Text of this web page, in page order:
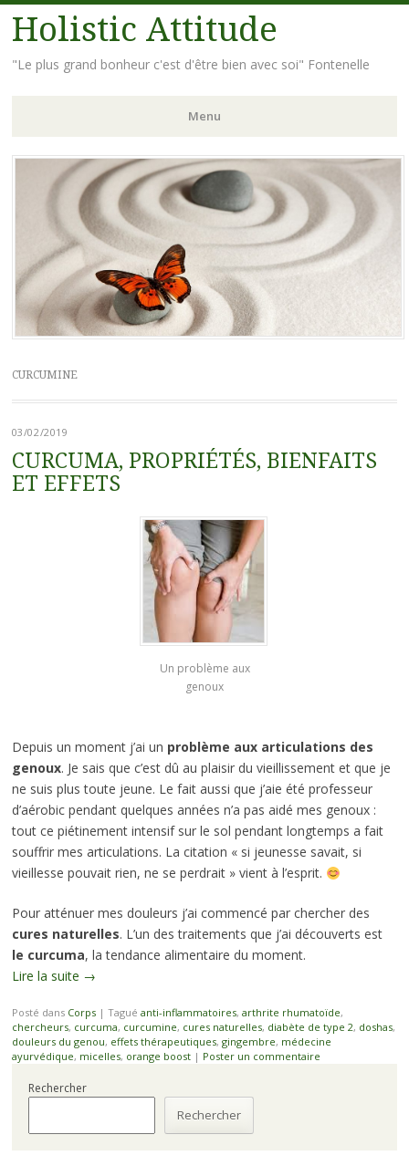
Holistic Attitude
"Le plus grand bonheur c'est d'être bien avec soi" Fontenelle
Menu
Aller
principal
CURCUMINE
03/02/2019
CURCUMA, PROPRIÉTÉS, BIENFAITS
ET EFFETS
Un problème aux
genoux
Depuis un moment j’ai un problème aux articulations des
genoux. Je sais que c’est dû au plaisir du vieillissement et que je
ne suis plus toute jeune. Le fait aussi que j’aie été professeur
d’aérobic pendant quelques années n’a pas aidé mes genoux :
tout ce piétinement intensif sur le sol pendant longtemps a fait
souffrir mes articulations. La citation « si jeunesse savait, si
vieillesse pouvait rien, ne se perdrait » vient à l’esprit.
Pour atténuer mes douleurs j’ai commencé par chercher des
cures naturelles. L’un des traitements que j’ai découverts est
le curcuma, la tendance alimentaire du moment.
Lire la suite →
Posté dans Corps | Tagué anti-inflammatoires, arthrite rhumatoïde,
chercheurs, curcuma, curcumine, cures naturelles, diabète de type 2, doshas,
douleurs du genou, effets thérapeutiques, gingembre, médecine
ayurvédique, micelles, orange boost | Poster un commentaire
Rechercher
Rechercher